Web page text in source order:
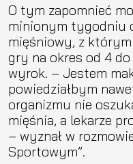
O tym zapomnieć
minionym tygodniu
mięśniowy, z
gry na okres od 4
wyrok. – Jestem
powiedziałbym
organizmu nie
mięśnia, a lekarze
– wyznał w
Sportowym”.